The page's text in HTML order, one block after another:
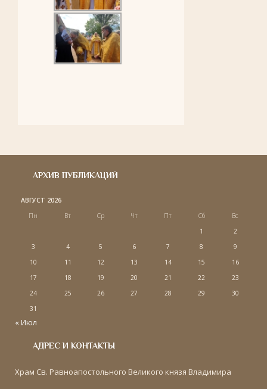
АРХИВ ПУБЛИКАЦИЙ
АВГУСТ 2026
Пн
Вт Ср Чт Пт Сб
Вс
1
2
3
4 5 6 7 8
9
10
11 12 13 14 15
16
17
18 19 20 21 22
23
24
25 26 27 28 29
30
31
« Июл
АДРЕС И КОНТАКТЫ
Храм Св. Равноапостольного Великого князя Владимира